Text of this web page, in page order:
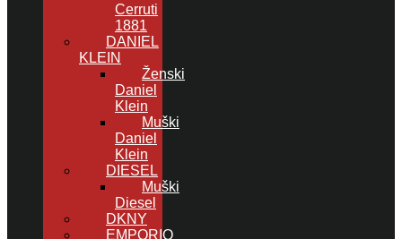
Cerruti
1881
DANIEL
KLEIN
Ženski
Daniel
Klein
Muški
Daniel
Klein
DIESEL
Muški
Diesel
DKNY
EMPORIO